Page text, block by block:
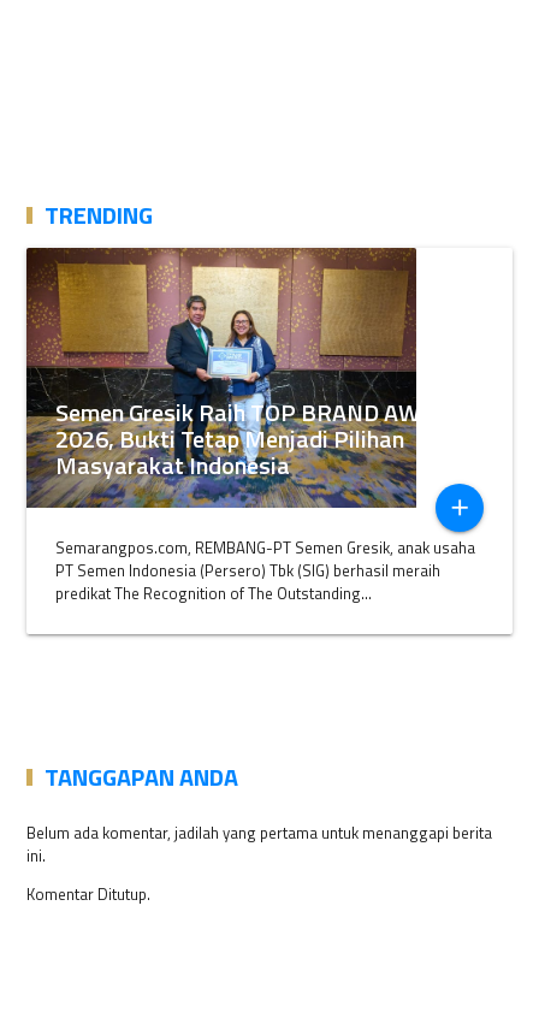
TRENDING
Semen Gresik Raih TOP BRAND AWARDS
2026, Bukti Tetap Menjadi Pilihan
Masyarakat Indonesia
add
Semarangpos.com, REMBANG-PT Semen Gresik, anak usaha
PT Semen Indonesia (Persero) Tbk (SIG) berhasil meraih
predikat The Recognition of The Outstanding...
TANGGAPAN ANDA
Belum ada komentar, jadilah yang pertama untuk menanggapi berita
ini.
Komentar Ditutup.